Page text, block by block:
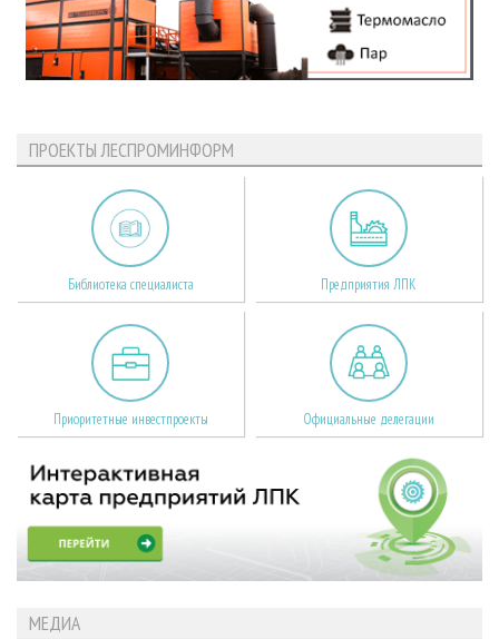
ПРОЕКТЫ ЛЕСПРОМИНФОРМ
Библиотека специалиста Предприятия ЛПК
Приоритетные инвестпроекты Официальные делегации
МЕДИА